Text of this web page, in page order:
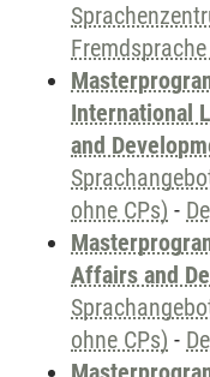
International
and
ohne CPs) -
Affairs and
ohne CPs) -